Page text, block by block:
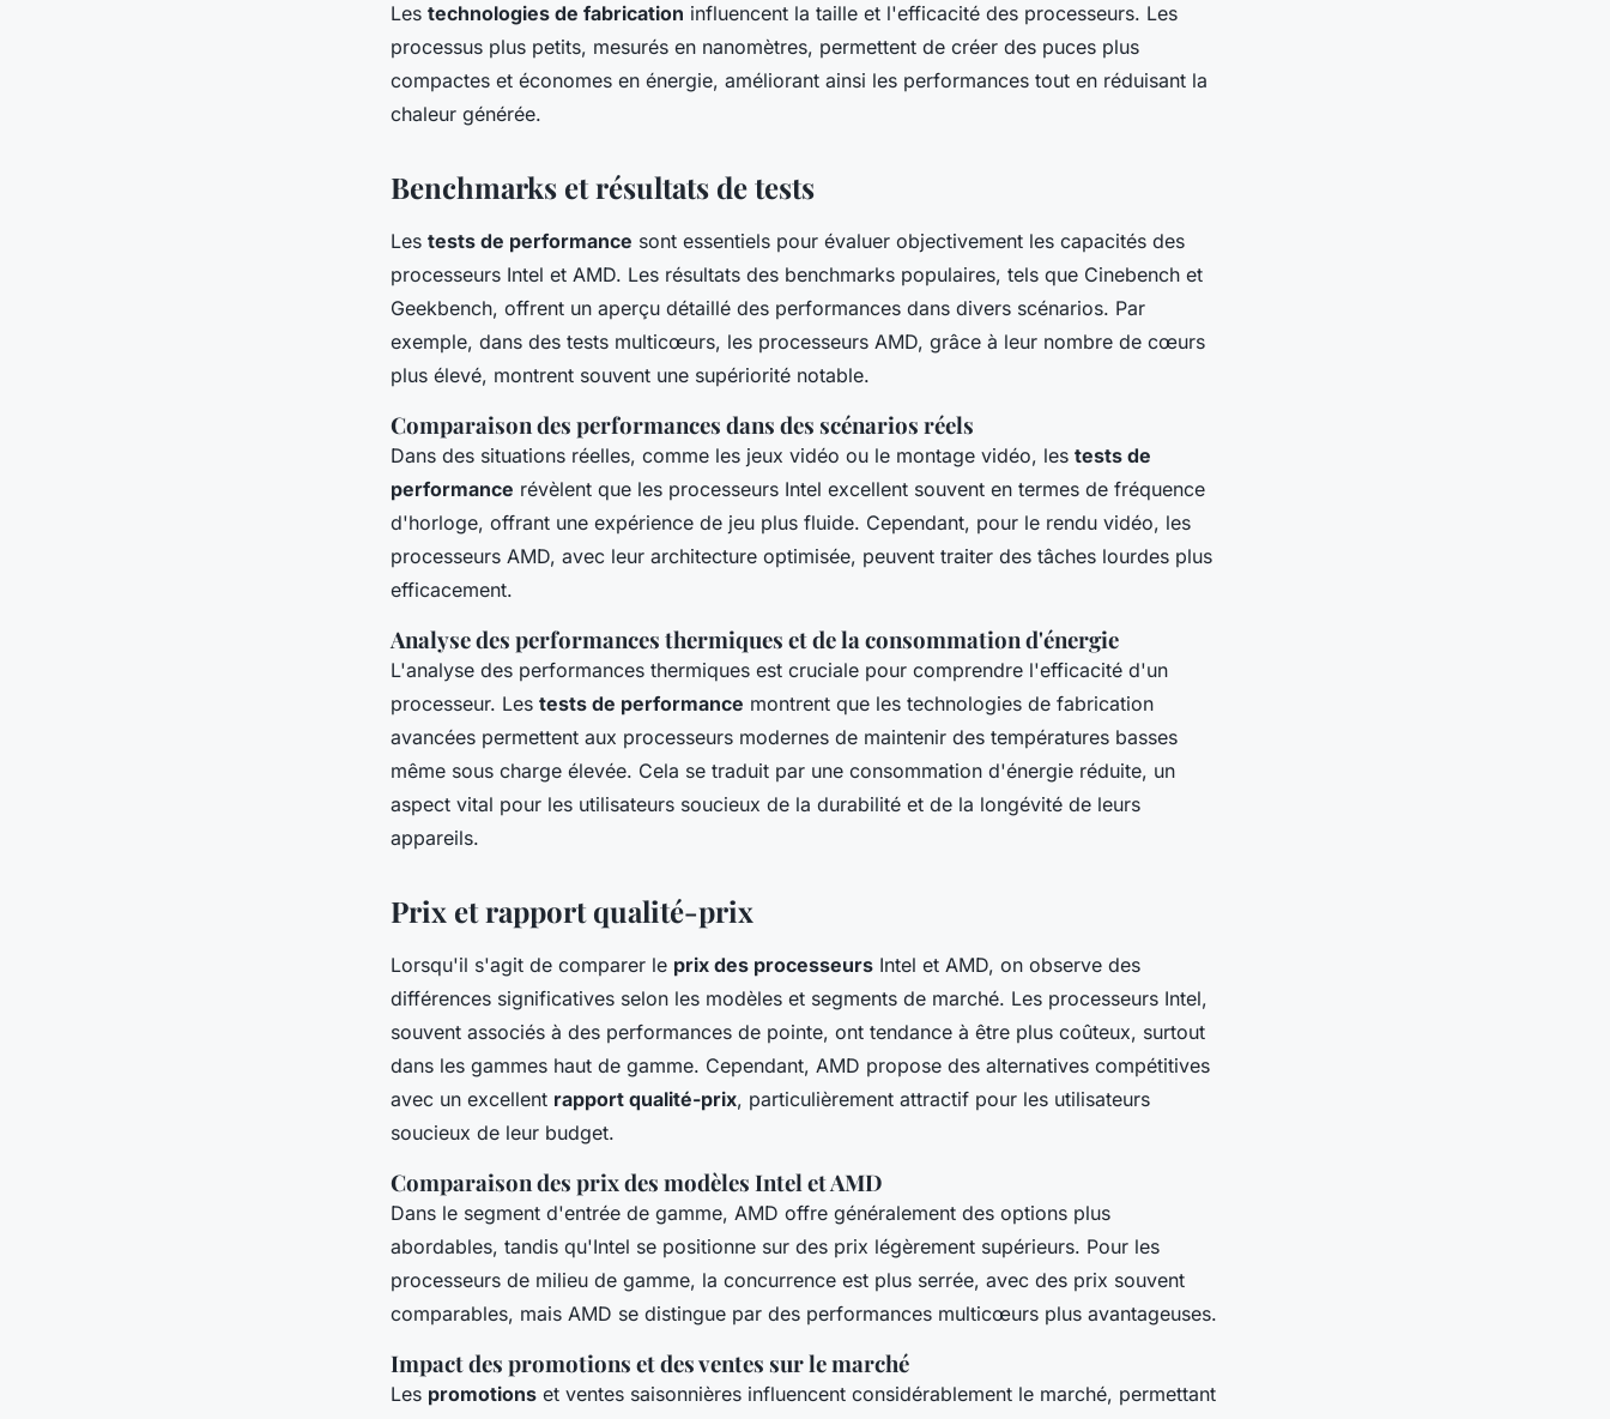
Les technologies de fabrication influencent la taille et l'efficacité des processeurs. Les
processus plus petits, mesurés en nanomètres, permettent de créer des puces plus
compactes et économes en énergie, améliorant ainsi les performances tout en réduisant la
chaleur générée.
Benchmarks et résultats de tests
Les tests de performance sont essentiels pour évaluer objectivement les capacités des
processeurs Intel et AMD. Les résultats des benchmarks populaires, tels que Cinebench et
Geekbench, offrent un aperçu détaillé des performances dans divers scénarios. Par
exemple, dans des tests multicœurs, les processeurs AMD, grâce à leur nombre de cœurs
plus élevé, montrent souvent une supériorité notable.
Comparaison des performances dans des scénarios réels
Dans des situations réelles, comme les jeux vidéo ou le montage vidéo, les tests de
performance révèlent que les processeurs Intel excellent souvent en termes de fréquence
d'horloge, offrant une expérience de jeu plus fluide. Cependant, pour le rendu vidéo, les
processeurs AMD, avec leur architecture optimisée, peuvent traiter des tâches lourdes plus
efficacement.
Analyse des performances thermiques et de la consommation d'énergie
L'analyse des performances thermiques est cruciale pour comprendre l'efficacité d'un
processeur. Les tests de performance montrent que les technologies de fabrication
avancées permettent aux processeurs modernes de maintenir des températures basses
même sous charge élevée. Cela se traduit par une consommation d'énergie réduite, un
aspect vital pour les utilisateurs soucieux de la durabilité et de la longévité de leurs
appareils.
Prix et rapport qualité-prix
Lorsqu'il s'agit de comparer le prix des processeurs Intel et AMD, on observe des
différences significatives selon les modèles et segments de marché. Les processeurs Intel,
souvent associés à des performances de pointe, ont tendance à être plus coûteux, surtout
dans les gammes haut de gamme. Cependant, AMD propose des alternatives compétitives
avec un excellent rapport qualité-prix, particulièrement attractif pour les utilisateurs
soucieux de leur budget.
Comparaison des prix des modèles Intel et AMD
Dans le segment d'entrée de gamme, AMD offre généralement des options plus
abordables, tandis qu'Intel se positionne sur des prix légèrement supérieurs. Pour les
processeurs de milieu de gamme, la concurrence est plus serrée, avec des prix souvent
comparables, mais AMD se distingue par des performances multicœurs plus avantageuses.
Impact des promotions et des ventes sur le marché
Les promotions et ventes saisonnières influencent considérablement le marché, permettant